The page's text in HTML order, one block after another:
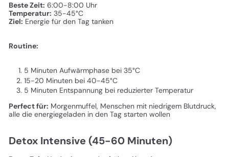
Beste Zeit: 6:00-8:00 Uhr
Temperatur: 35-45°C
Ziel: Energie für den Tag tanken
Routine:
5 Minuten Aufwärmphase bei 35°C
15-20 Minuten bei 40-45°C
5 Minuten Entspannung bei reduzierter Temperatur
Perfect für: Morgenmuffel, Menschen mit niedrigem Blutdruck,
alle die energiegeladen in den Tag starten wollen
Detox Intensive (45-60 Minuten)